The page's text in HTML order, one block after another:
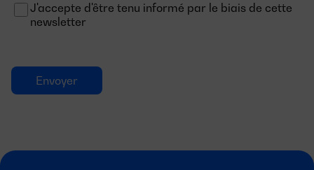
J'accepte d'être tenu informé par le biais de cette
newsletter